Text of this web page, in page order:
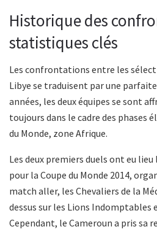
Historique des
statistiques clés
Les confrontations entre les
Libye se traduisent par une
années, les deux équipes se sont
toujours dans le cadre des phases
du Monde, zone Afrique.
Les deux premiers duels ont eu
pour la Coupe du Monde 2014,
match aller, les Chevaliers de la
dessus sur les Lions Indomptables
Cependant, le Cameroun a pris sa